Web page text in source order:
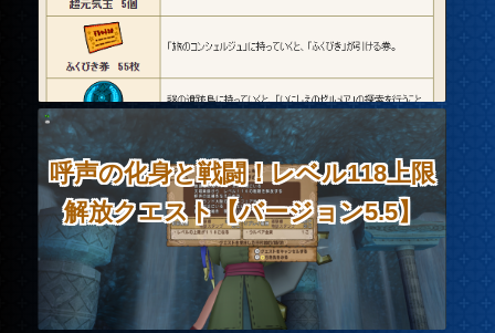
呼声の化身と戦闘！レベル118上限
解放クエスト【バージョン5.5】